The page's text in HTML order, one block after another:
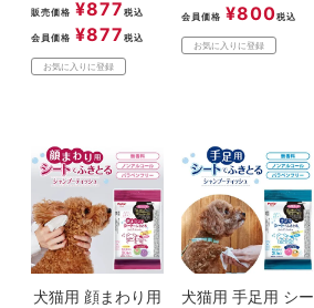
販売価格 ¥877 税込
会員価格 ¥877 税込
お気に入りに登録
会員価格 ¥800税込
お気に入りに登録
犬猫用 顔まわり用
犬猫用 手足用 シー